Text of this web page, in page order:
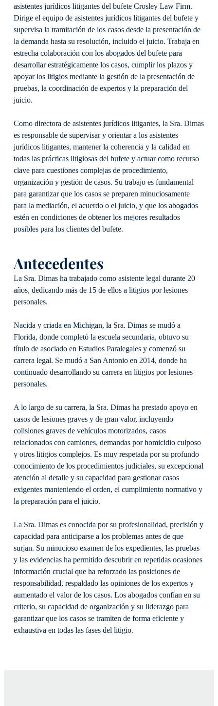
asistentes jurídicos litigantes del bufete Crosley Law Firm.
Dirige el equipo de asistentes jurídicos litigantes del bufete y
supervisa la tramitación de los casos desde la presentación de
la demanda hasta su resolución, incluido el juicio. Trabaja en
estrecha colaboración con los abogados del bufete para
desarrollar estratégicamente los casos, cumplir los plazos y
apoyar los litigios mediante la gestión de la presentación de
pruebas, la coordinación de expertos y la preparación del
juicio.
Como directora de asistentes jurídicos litigantes, la Sra. Dimas
es responsable de supervisar y orientar a los asistentes
jurídicos litigantes, mantener la coherencia y la calidad en
todas las prácticas litigiosas del bufete y actuar como recurso
clave para cuestiones complejas de procedimiento,
organización y gestión de casos. Su trabajo es fundamental
para garantizar que los casos se preparen minuciosamente
para la mediación, el acuerdo o el juicio, y que los abogados
estén en condiciones de obtener los mejores resultados
posibles para los clientes del bufete.
Antecedentes
La Sra. Dimas ha trabajado como asistente legal durante 20
años, dedicando más de 15 de ellos a litigios por lesiones
personales.
Nacida y criada en Michigan, la Sra. Dimas se mudó a
Florida, donde completó la escuela secundaria, obtuvo su
título de asociado en Estudios Paralegales y comenzó su
carrera legal. Se mudó a San Antonio en 2014, donde ha
continuado desarrollando su carrera en litigios por lesiones
personales.
A lo largo de su carrera, la Sra. Dimas ha prestado apoyo en
casos de lesiones graves y de gran valor, incluyendo
colisiones graves de vehículos motorizados, casos
relacionados con camiones, demandas por homicidio culposo
y otros litigios complejos. Es muy respetada por su profundo
conocimiento de los procedimientos judiciales, su excepcional
atención al detalle y su capacidad para gestionar casos
exigentes manteniendo el orden, el cumplimiento normativo y
la preparación para el juicio.
La Sra. Dimas es conocida por su profesionalidad, precisión y
capacidad para anticiparse a los problemas antes de que
surjan. Su minucioso examen de los expedientes, las pruebas
y las evidencias ha permitido descubrir en repetidas ocasiones
información crucial que ha reforzado las posiciones de
responsabilidad, respaldado las opiniones de los expertos y
aumentado el valor de los casos. Los abogados confían en su
criterio, su capacidad de organización y su liderazgo para
garantizar que los casos se tramiten de forma eficiente y
exhaustiva en todas las fases del litigio.